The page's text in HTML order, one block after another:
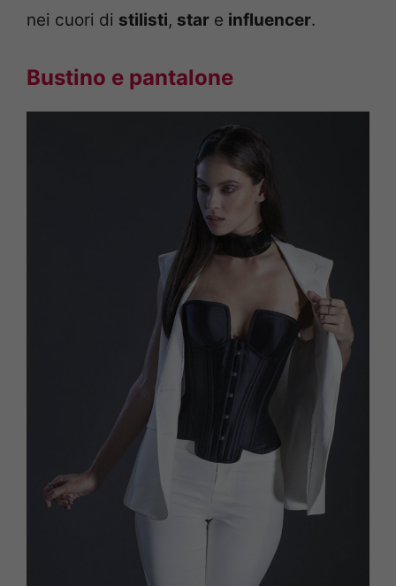
nei cuori di stilisti, star e influencer.
Bustino e pantalone